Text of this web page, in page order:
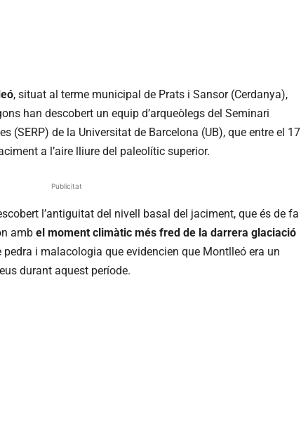
, situat al terme municipal de Prats i Sansor (Cerdanya),
han descobert un equip d’arqueòlegs del Seminari
(SERP) de la Universitat de Barcelona (UB), que entre el 17
a l’aire lliure del paleolític superior.
Publicitat
l’antiguitat del nivell basal del jaciment, que és de fa
amb el moment climàtic més fred de la darrera glaciació
i malacologia que evidencien que Montlleó era un
durant aquest període.